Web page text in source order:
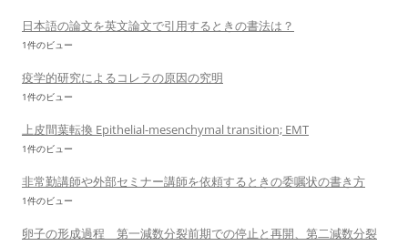
日本語の論文を英文論文で引用するときの書法は？
1件のビュー
疫学的研究によるコレラの原因の究明
1件のビュー
上皮間葉転換 Epithelial-mesenchymal transition; EMT
1件のビュー
非常勤講師や外部セミナー講師を依頼するときの委嘱状の書き方
1件のビュー
卵子の形成過程 第一減数分裂前期での停止と再開、第二減数分裂